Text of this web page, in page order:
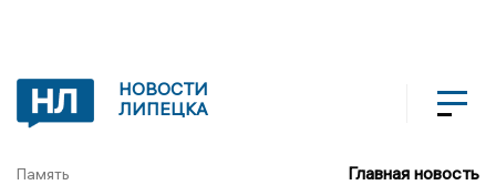
НОВОСТИ
ЛИПЕЦКА
Память Главная новость